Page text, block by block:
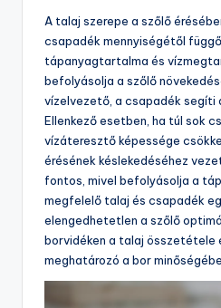
A talaj szerepe a szőlő
csapadék mennyiségétől
tápanyagtartalma és
befolyásolja a szőlő
vízelvezető, a csapadék segíti
Ellenkező esetben, ha túl sok
vízáteresztő képessége
érésének késlekedéséhez
fontos, mivel befolyásolja a
megfelelő talaj és csapadék
elengedhetetlen a szőlő
borvidéken a talaj összetétele
meghatározó a bor